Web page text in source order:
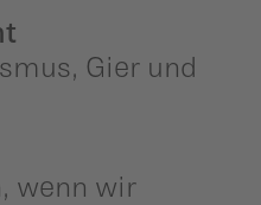
Gier und
wenn wir